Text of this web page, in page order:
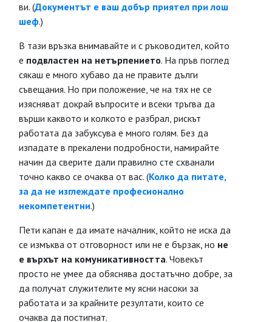
ви. (Документът е ваш добър приятел при лош
шеф.)
В тази връзка внимавайте и с ръководител, който
е подвластен на нетърпението. На пръв поглед
сякаш е много хубаво да не правите дълги
съвещания. Но при положение, че на тях не се
изясняват докрай въпросите и всеки тръгва да
върши каквото и колкото е разбрал, рискът
работата да забуксува е много голям. Без да
изпадате в прекалени подробности, намирайте
начин да сверите дали правилно сте схванали
точно какво се очаква от вас. (Колко да питате,
за да не изглеждате професионално
некомпетентни.)
Пети капан е да имате началник, който не иска да
се измъква от отговорност или не е бързак, но не
е върхът на комуникативността. Човекът
просто не умее да обяснява достатъчно добре, за
да получат служителите му ясни насоки за
работата и за крайните резултати, които се
очаква да постигнат.